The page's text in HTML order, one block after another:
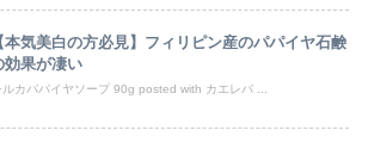
本気美白の方必見】フィリピン産のパパイヤ石鹸
効果が凄い
ルカパパイヤソープ 90g posted with カエレバ ...